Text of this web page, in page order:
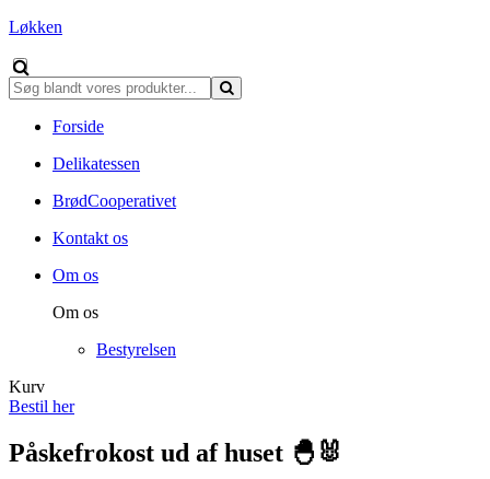
Løkken
Forside
Delikatessen
BrødCooperativet
Kontakt os
Om os
Om os
Bestyrelsen
Kurv
Bestil her
Påskefrokost ud af huset 🐣🐰